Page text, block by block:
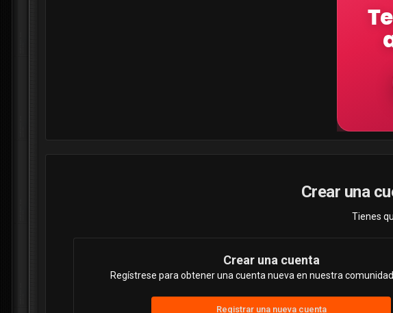
Crear una
Tienes
Crear una cuenta
Regístrese para obtener una cuenta nueva en nuestra
Registrar una nueva cuenta